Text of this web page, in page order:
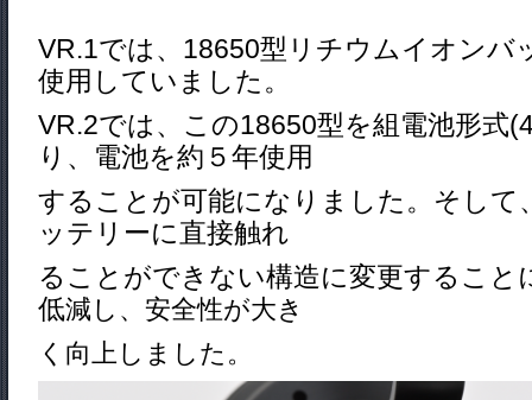
VR.1では、18650型リチウムイオンバ
使用していました。
VR.2では、この18650型を組電池形式
り、電池を約５年使用
することが可能になりました。 そして
ッテリーに直接触れ
ること ができない構造に変更すること
低減し、安全性が大き
く向上しました。